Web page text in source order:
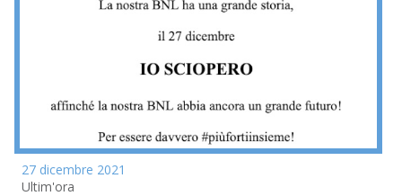
27 dicembre 2021
Ultim'ora